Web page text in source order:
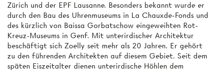
Zürich und der EPF Lausanne. Besonders bekannt wurde er
durch den Bau des Uhrenmuseums in La Chauxde-Fonds und
des kürzlich von Baissa Gorbatschow eingeweihten Rot-
Kreuz-Museums in Genf. Mit unterirdischer Architektur
beschäftigt sich Zoelly seit mehr als 20 Jahren. Er gehört
zu den führenden Architekten auf diesem Gebiet. Seit dem
späten Eiszeitalter dienen unterirdische Höhlen dem